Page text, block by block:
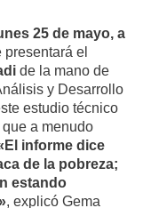
25 de mayo, a
presentará el
de la mano de
y Desarrollo
estudio técnico
a menudo
informe dice
de la pobreza;
estando
, explicó Gema